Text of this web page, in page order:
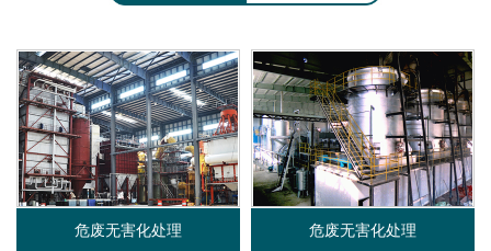
上
海
）
有
限
公
限
公
司
告 告
危废无害化处理 危废无害化处理